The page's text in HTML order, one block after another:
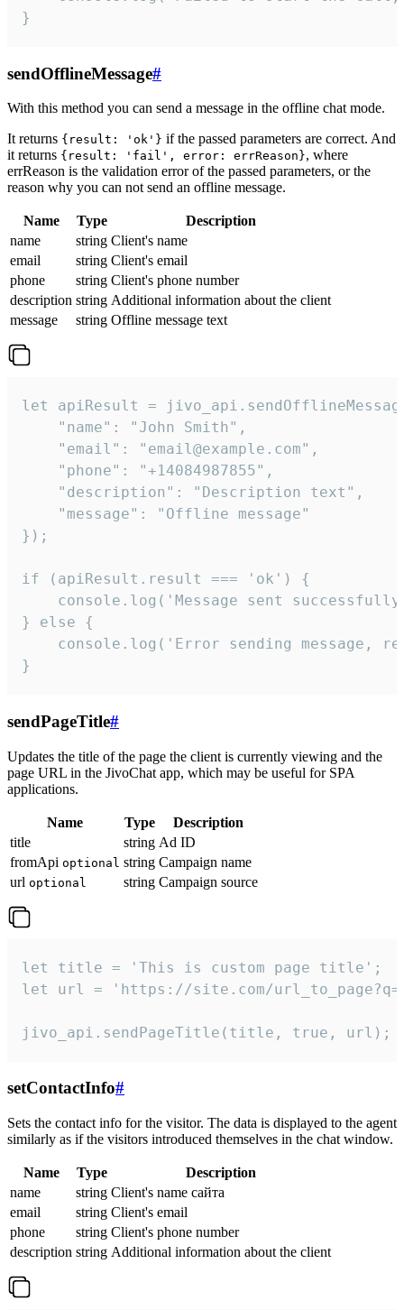
}
sendOfflineMessage#
With this method you can send a message in the offline chat mode.
It returns {result: 'ok'} if the passed parameters are correct. And
it returns {result: 'fail', error: errReason}, where
errReason is the validation error of the passed parameters, or the
reason why you can not send an offline message.
Name Type
Description
name
string Client's name
email
string Client's email
phone
string Client's phone number
description string Additional information about the client
message
string Offline message text
let apiResult =
    "name": "John Smith",
    "email": "email@example.com",
    "phone": "+14084987855",
    "description": "Description text",
    "message": "Offline message"
});
if (apiResult.result === 'ok') {
console.log('Message sent
} else {
console.log('Error sending message,
}
sendPageTitle#
Updates the title of the page the client is currently viewing and the
page URL in the JivoChat app, which may be useful for SPA
applications.
Name Type
Description
title
string Ad ID
fromApi optional string Campaign name
url optional string Campaign source
let title = 'This is custom page title';
let url = 'https://site.com/
jivo_api.sendPageTitle(title, true, url);
setContactInfo#
Sets the contact info for the visitor. The data is displayed to the agent
similarly as if the visitors introduced themselves in the chat window.
Name Type
Description
name
string Client's name сайта
email
string Client's email
phone
string Client's phone number
description string Additional information about the client